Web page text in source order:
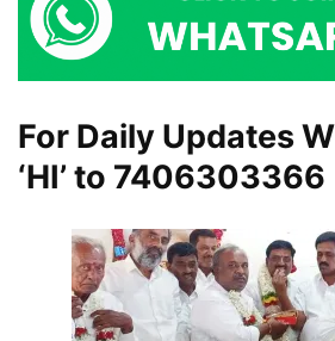
For Daily Updates
‘HI’ to 7406303366